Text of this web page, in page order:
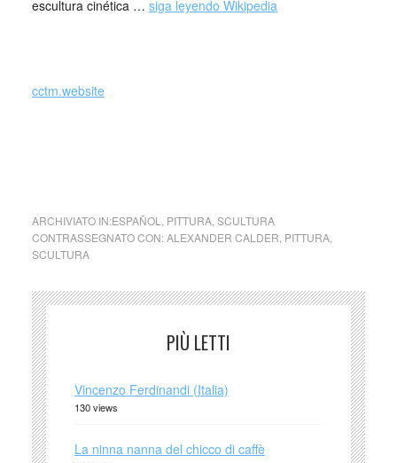
escultura cinética … siga leyendo Wikipedia
cctm.website
ARCHIVIATO IN:ESPAÑOL PITTURA, SCULTURA
CONTRASSEGNATO CON:ALEXANDER CALDER PITTURA,
SCULTURA
PIÙ LETTI
Vincenzo Ferdinandi (Italia)
130 views
La ninna nanna del chicco di caffè